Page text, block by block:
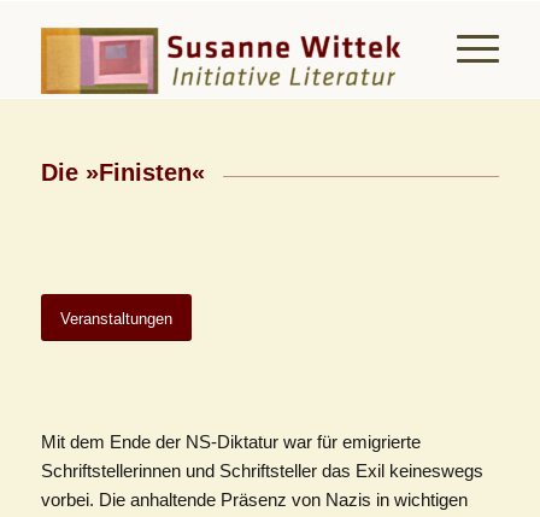
Die »Finisten«
Veranstaltungen
Mit dem Ende der NS-Diktatur war für emigrierte
Schriftstellerinnen und Schriftsteller das Exil keineswegs
vorbei. Die anhaltende Präsenz von Nazis in wichtigen